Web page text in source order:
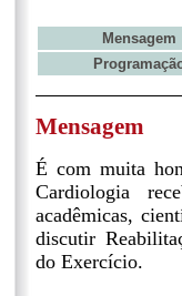
Mensagem
Mensagem
É com muita
Cardiologia
acadêmicas,
discutir
do Exercício.